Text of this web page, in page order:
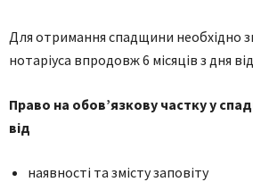
Для отримання спадщини необхідно
нотаріуса впродовж 6 місяців з дня
Право на обов’язкову частку у
від
наявності та змісту заповіту